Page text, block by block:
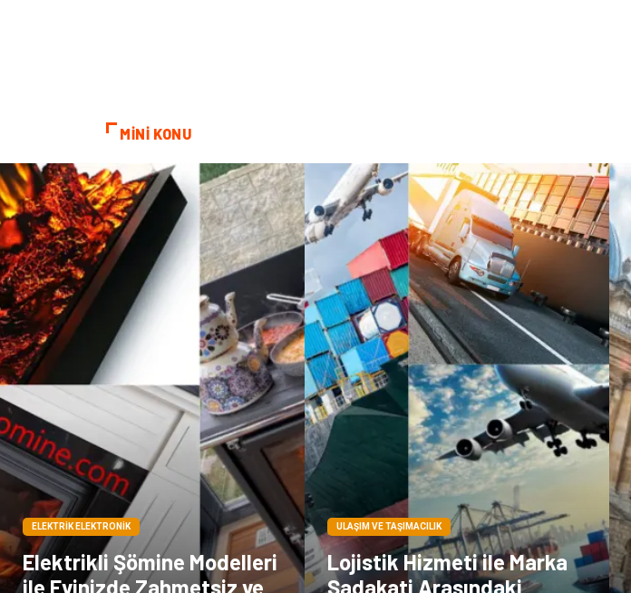
MİNİ KONU
ELEKTRIK ELEKTRONIK
Elektrikli Şömine Modelleri
ile Evinizde Zahmetsiz ve
ULAŞIM VE TAŞIMACILIK
Lojistik Hizmeti ile Marka
Sadakati Arasındaki